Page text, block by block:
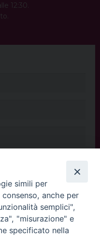
12:30.
simili per
anche per
semplici",
"misurazione" e
specificato nella